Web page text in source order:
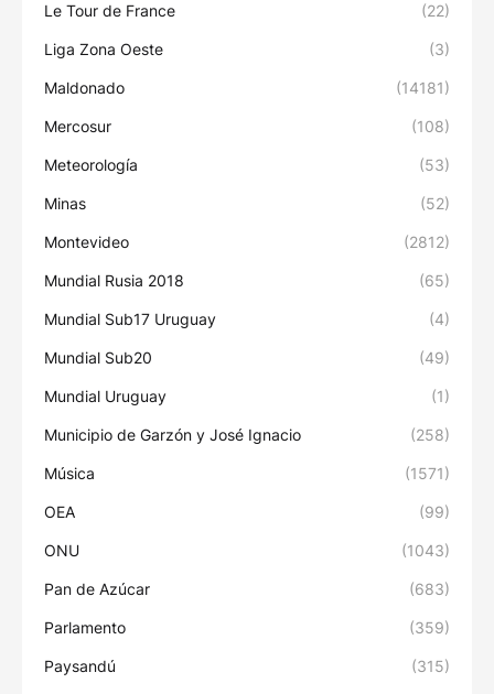
Le Tour de France (22)
Liga Zona Oeste (3)
Maldonado (14181)
Mercosur (108)
Meteorología (53)
Minas (52)
Montevideo (2812)
Mundial Rusia 2018 (65)
Mundial Sub17 Uruguay (4)
Mundial Sub20 (49)
Mundial Uruguay (1)
Municipio de Garzón y José Ignacio (258)
Música (1571)
OEA (99)
ONU (1043)
Pan de Azúcar (683)
Parlamento (359)
Paysandú (315)